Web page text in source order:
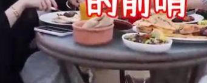
中巨芯：上半年归母净利润1405.77万元
中国女篮70-67险胜尼日利亚女篮
U17国足点球大战淘汰河床晋级决赛